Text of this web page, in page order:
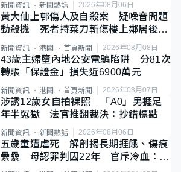
新聞資訊 新聞熱話 2026年08月06日
黃大仙上邨傷人及自殺案 疑噪音問題
動殺機 死者持菜刀斬傷樓上鄰居後墮
新聞資訊 港聞 首頁新聞 2026年08月08日
43歲主婦墮內地公安電騙陷阱 分81次
轉賬「保證金」損失近6900萬元
新聞資訊 港聞 首頁新聞 2026年08月07日
涉誘12歲女自拍祼照 「A0」男捱足
年半冤獄 法官推翻裁決：抄錯標點
新聞資訊 新聞熱話 2026年08月06日
五歲童遭虐死｜解剖揭長期捱餓、傷痕
纍纍 母認罪判囚22年 官斥冷血：同
類案最惡劣